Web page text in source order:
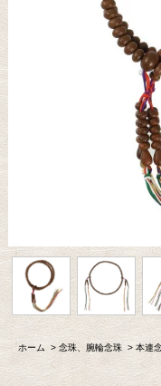
ホーム > 念珠、腕輪念珠 > 本連